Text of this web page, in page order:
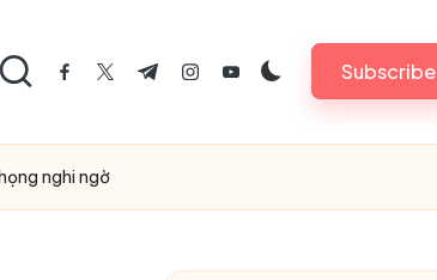
facebook.com
twitter.com
t.me instagram.com
youtube.comSubscribe
nghi ngờ